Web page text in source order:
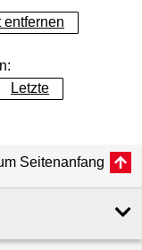
entfernen
Letzte
Seitenanfang